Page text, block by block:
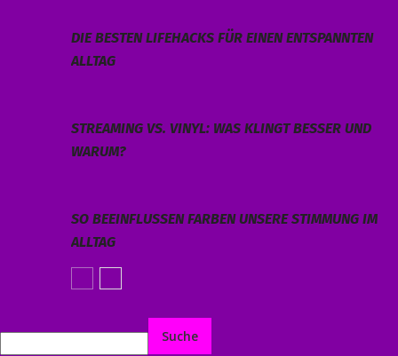
DIE BESTEN LIFEHACKS FÜR EINEN ENTSPANNTEN
ALLTAG
STREAMING VS. VINYL: WAS KLINGT BESSER UND
WARUM?
SO BEEINFLUSSEN FARBEN UNSERE STIMMUNG IM
ALLTAG